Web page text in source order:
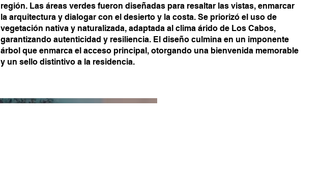
región. Las áreas verdes fueron diseñadas para resaltar las vistas, enmarcar
la arquitectura y dialogar con el desierto y la costa. Se priorizó el uso de
vegetación nativa y naturalizada, adaptada al clima árido de Los Cabos,
garantizando autenticidad y resiliencia. El diseño culmina en un imponente
árbol que enmarca el acceso principal, otorgando una bienvenida memorable
y un sello distintivo a la residencia.